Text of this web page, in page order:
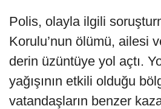
Polis, olayla ilgili
Korulu’nun ölümü, ailesi
derin üzüntüye yol açtı.
yağışının etkili olduğu
vatandaşların benzer